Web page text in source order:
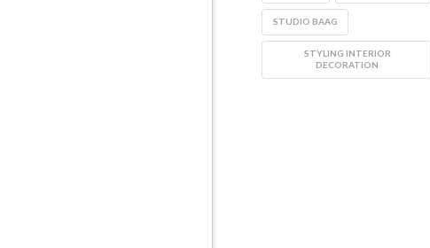
STUDIO BAAG
STYLING INTERIOR
DECORATION